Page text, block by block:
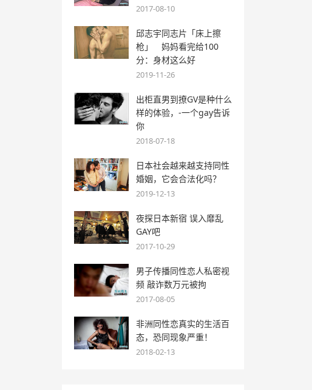
2017-08-10
邱志宇同志片「床上擦
枪」 妈妈看完给100
分：身材这么好
2019-11-26
出柜直男到撩GV是种什么
样的体验，-一个gay告诉
你
2018-07-18
日本社会越来越支持同性
婚姻，它会合法化吗？
2019-12-13
夜探日本新宿 误入靡乱
GAY吧
2017-10-29
男子传播同性恋人私密视
频 敲诈数万元被拘
2017-08-05
非洲同性恋真实的生活百
态，恐同现象严重！
2018-02-13